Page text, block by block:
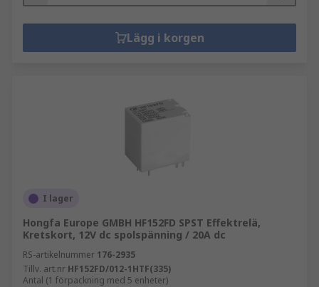
Lägg i korgen
I lager
Hongfa Europe GMBH HF152FD SPST Effektrelä,
Kretskort, 12V dc spolspänning / 20A dc
RS-artikelnummer 176-2935
Tillv. art.nr HF152FD/012-1HTF(335)
Antal (1 förpackning med 5 enheter)